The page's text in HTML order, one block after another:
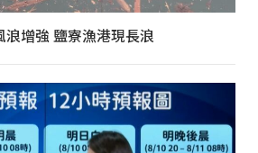
增強 鹽寮漁港現長浪